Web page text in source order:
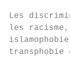
Les
les
transphobie